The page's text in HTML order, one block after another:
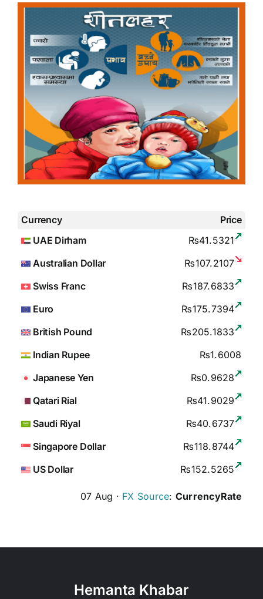
Currency
Price
UAE Dirham
₨41.5321
Australian Dollar
₨107.2107
Swiss Franc
₨187.6833
Euro
₨175.7394
British Pound
₨205.1833
Indian Rupee
₨1.6008
Japanese Yen
₨0.9628
Qatari Rial
₨41.9029
Saudi Riyal
₨40.6737
Singapore Dollar
₨118.8744
US Dollar
₨152.5265
07 Aug · FX Source: CurrencyRate
Hemanta Khabar